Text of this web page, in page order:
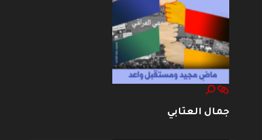
جمال العتابي